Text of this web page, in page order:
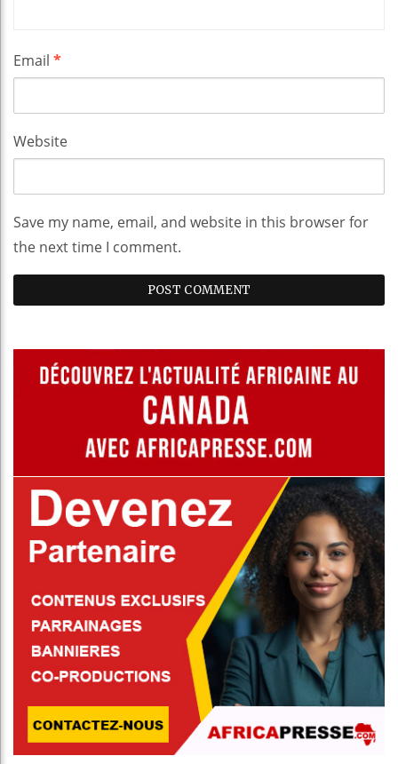
Email *
Website
Save my name, email, and website in this browser for
the next time I comment.